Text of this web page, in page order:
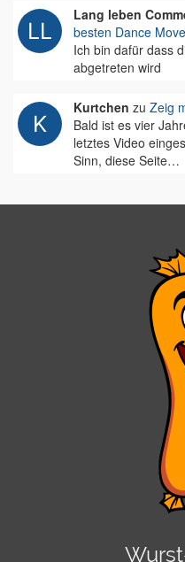
Lang leben
besten Dance
Ich bin dafür dass
abgetreten wird
Kurtchen zu Zeig
Bald ist es vier
letztes Video
Sinn, diese Seite…